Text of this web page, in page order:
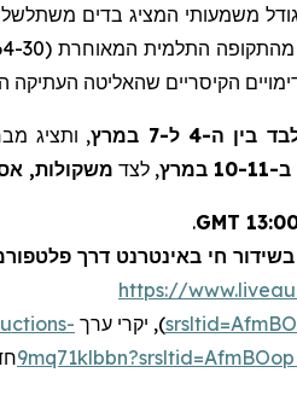
משמעותי המציג בדים
מהתקופה התלמית המאוחרת(664-30
הקיסריים שהאליטה העתיקה
ה-4 ל-7 במרץ , ותציג
ב-10-11 במרץ , לצד משקולות,
.
https://
), יקרי ערך